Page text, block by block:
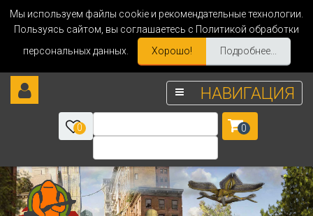
Мы используем файлы cookie и рекомендательные технологии.
Пользуясь сайтом, вы соглашаетесь с Политикой обработки
персональных данных.
Хорошо! Подробнее...
НАВИГАЦИЯ
0 0